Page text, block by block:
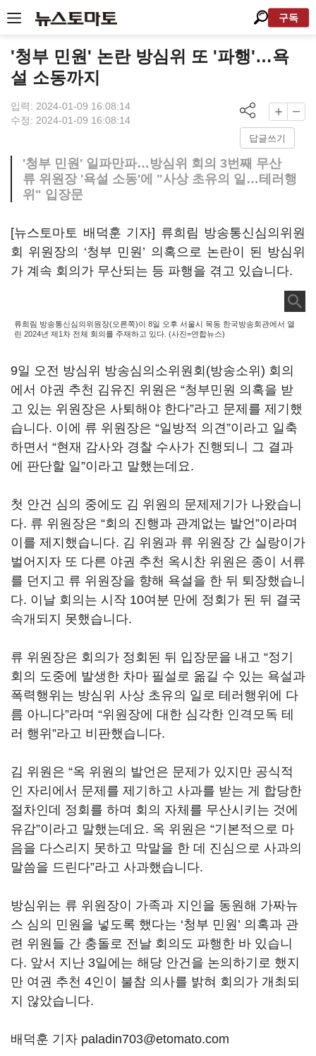
구독
'청부 민원' 논란 방심위 또 '파행'…욕
설 소동까지
입력: 2024-01-09 16:08:14
수정: 2024-01-09 16:08:14
답글쓰기
'청부 민원' 일파만파…방심위 회의 3번째 무산
류 위원장 '욕설 소동'에 "사상 초유의 일…테러행
위" 입장문
[뉴스토마토 배덕훈 기자] 류희림 방송통신심의위원
회 위원장의 ‘청부 민원 ’ 의혹으로 논란이 된 방심위
가 계속 회의가 무산되는 등 파행을 겪고 있습니다.
류희림 방송통신심의위원장(오른쪽)이 8일 오후 서울시 목동 한국방송회관에서 열
린 2024년 제1차 전체 회의를 주재하고 있다. (사진=연합뉴스)
9일 오전 방심위 방송심의소위원회 (방송소위 ) 회의
에서 야권 추천 김유진 위원은 “청부민원 의혹을 받
고 있는 위원장은 사퇴해야 한다”라고 문제를 제기했
습니다. 이에 류 위원장은 “일방적 의견”이라고 일축
하면서 “현재 감사와 경찰 수사가 진행되니 그 결과
에 판단할 일”이라고 말했는데요.
첫 안건 심의 중에도 김 위원의 문제제기가 나왔습니
다. 류 위원장은 “회의 진행과 관계없는 발언”이라며
이를 제지했습니다. 김 위원과 류 위원장 간 실랑이가
벌어지자 또 다른 야권 추천 옥시찬 위원은 종이 서류
를 던지고 류 위원장을 향해 욕설을 한 뒤 퇴장했습니
다. 이날 회의는 시작 10여분 만에 정회가 된 뒤 결국
속개되지 못했습니다.
류 위원장은 회의가 정회된 뒤 입장문을 내고 “정기
회의 도중에 발생한 차마 필설로 옮길 수 있는 욕설과
폭력행위는 방심위 사상 초유의 일로 테러행위에 다
름 아니다”라며 “위원장에 대한 심각한 인격모독 테
러 행위 ”라고 비판했습니다.
김 위원은 “옥 위원의 발언은 문제가 있지만 공식적
인 자리에서 문제를 제기하고 사과를 받는 게 합당한
절차인데 정회를 하며 회의 자체를 무산시키는 것에
유감”이라고 말했는데요. 옥 위원은 “기본적으로 마
음을 다스리지 못하고 막말을 한 데 진심으로 사과의
말씀을 드린다”라고 사과했습니다.
방심위는 류 위원장이 가족과 지인을 동원해 가짜뉴
스 심의 민원을 넣도록 했다는 ‘청부 민원 ’ 의혹과 관
련 위원들 간 충돌로 전날 회의도 파행한 바 있습니
다. 앞서 지난 3일에는 해당 안건을 논의하기로 했지
만 여권 추천 4인이 불참 의사를 밝혀 회의가 개최되
지 않았습니다.
배덕훈 기자 paladin703@etomato.com